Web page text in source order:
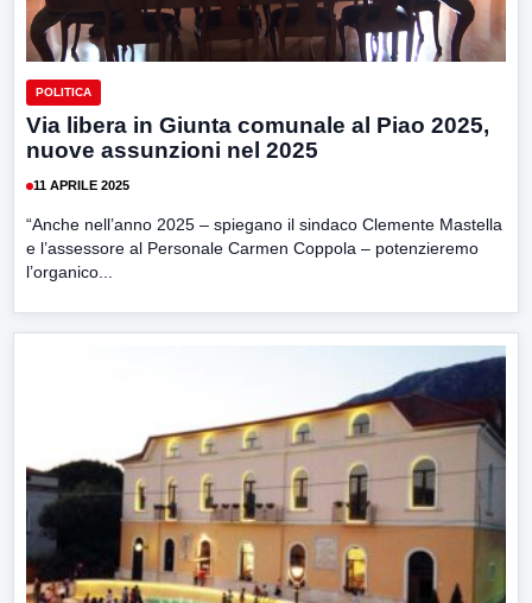
POLITICA
Via libera in Giunta comunale al Piao 2025,
nuove assunzioni nel 2025
11 APRILE 2025
“Anche nell’anno 2025 – spiegano il sindaco Clemente Mastella
e l’assessore al Personale Carmen Coppola – potenzieremo
l’organico...